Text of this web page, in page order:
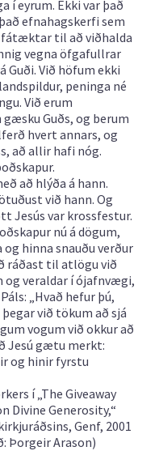
í eyrum. Ekki var það
efnahagskerfi sem
til að viðhalda
vegna öfgafullrar
Guði. Við höfum ekki
peninga né
Við erum
Guðs, og berum
hvert annars, og
að allir hafi nóg.
að hlýða á hann.
við hann. Og
Jesús var krossfestur.
nú á dögum,
hinna snauðu verður
ráðast til atlögu við
og veraldar í ójafnvægi,
„Hvað hefur þú,
við tökum að sjá
vogum við okkur að
Jesú gætu merkt:
og hinir fyrstu
í „The Giveaway
Divine Generosity,“
Genf, 2001
Þorgeir Arason)